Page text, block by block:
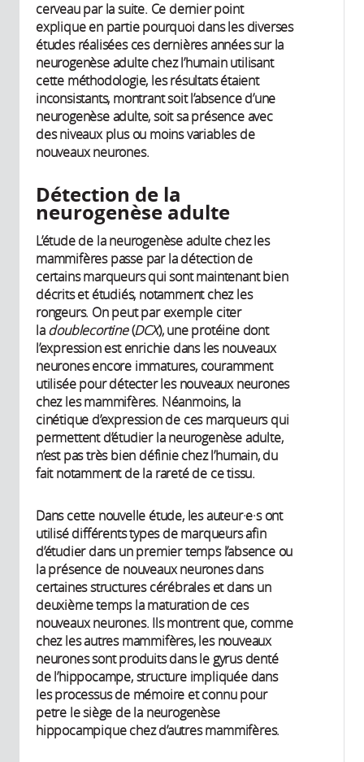
cerveau par la suite. Ce dernier point
explique en partie pourquoi dans les diverses
études réalisées ces dernières années sur la
neurogenèse adulte chez l’humain utilisant
cette méthodologie, les résultats étaient
inconsistants, montrant soit l’absence d’une
neurogenèse adulte, soit sa présence avec
des niveaux plus ou moins variables de
nouveaux neurones.
Détection de la
neurogenèse adulte
L’étude de la neurogenèse adulte chez les
mammifères passe par la détection de
certains marqueurs qui sont maintenant bien
décrits et étudiés, notamment chez les
rongeurs. On peut par exemple citer
ladoublecortine(DCX), une protéine dont
l’expression est enrichie dans les nouveaux
neurones encore immatures, couramment
utilisée pour détecter les nouveaux neurones
chez les mammifères. Néanmoins, la
cinétique d’expression de ces marqueurs qui
permettent d’étudier la neurogenèse adulte,
n’est pas très bien définie chez l’humain, du
fait notamment de la rareté de ce tissu.
Dans cette nouvelle étude, les auteur·e·s ont
utilisé différents types de marqueurs afin
d’étudier dans un premier temps l’absence ou
la présence de nouveaux neurones dans
certaines structures cérébrales et dans un
deuxième temps la maturation de ces
nouveaux neurones. Ils montrent que, comme
chez les autres mammifères, les nouveaux
neurones sont produits dans le gyrus denté
de l’hippocampe, structure impliquée dans
les processus de mémoire et connu pour
petre le siège de la neurogenèse
hippocampique chez d’autres mammifères.